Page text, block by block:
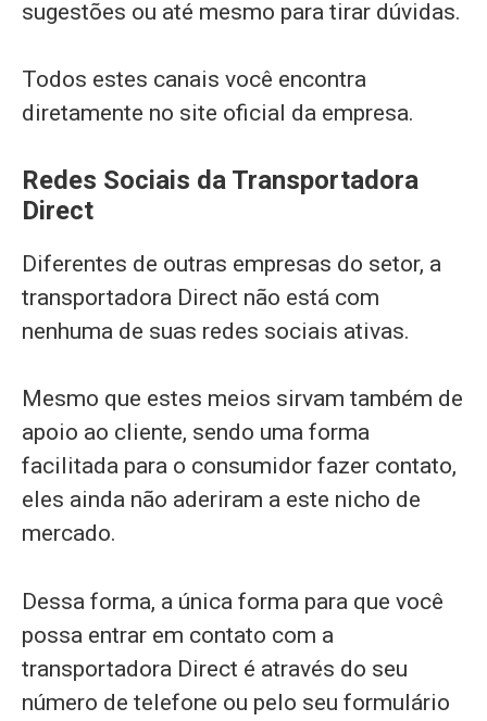
sugestões ou até mesmo para tirar dúvidas.
Todos estes canais você encontra
diretamente no site oficial da empresa.
Redes Sociais da Transportadora
Direct
Diferentes de outras empresas do setor, a
transportadora Direct não está com
nenhuma de suas redes sociais ativas.
Mesmo que estes meios sirvam também de
apoio ao cliente, sendo uma forma
facilitada para o consumidor fazer contato,
eles ainda não aderiram a este nicho de
mercado.
Dessa forma, a única forma para que você
possa entrar em contato com a
transportadora Direct é através do seu
número de telefone ou pelo seu formulário